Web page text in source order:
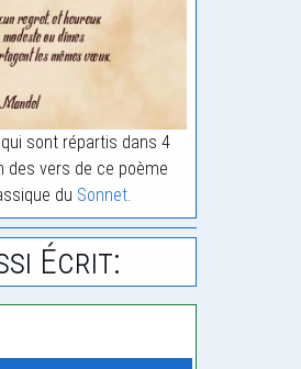
sont répartis dans 4
des vers de ce poème
du Sonnet.
Écrit: